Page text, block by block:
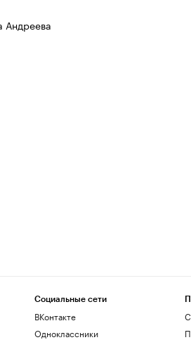
Андреева
Социальные сети
ВКонтакте
Одноклассники